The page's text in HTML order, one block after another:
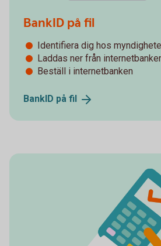
BankID på fil
Identifiera dig hos
Laddas ner från
Beställ i internetbanken
BankID på fil